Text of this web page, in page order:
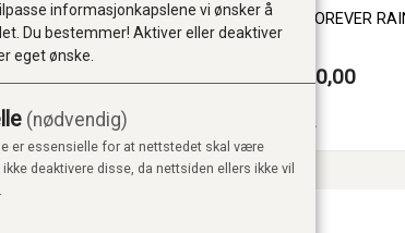
Tøm filter
ROOKIE FOREVER
Kr 1 100,00
informasjonkapslene vi ønsker å
Du bestemmer! Aktiver eller deaktiver
eget ønske.
(nødvendig)
er essensielle for at nettstedet skal være
ikke deaktivere disse, da nettsiden ellers ikke vil